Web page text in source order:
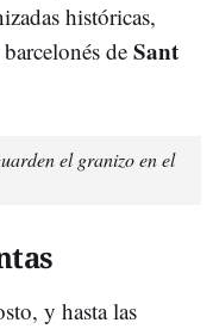
históricas,
de Sant
el granizo en el
y hasta las